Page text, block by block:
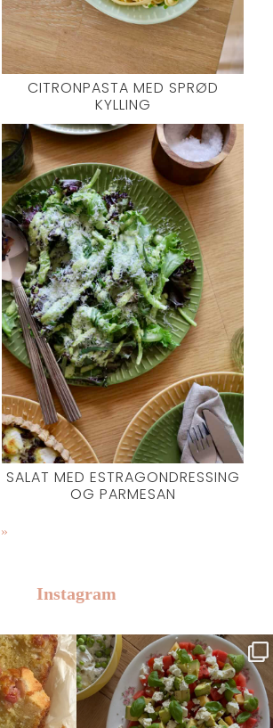
CITRONPASTA MED SPRØD
KYLLING
SALAT MED ESTRAGONDRESSING
OG PARMESAN
Instagram